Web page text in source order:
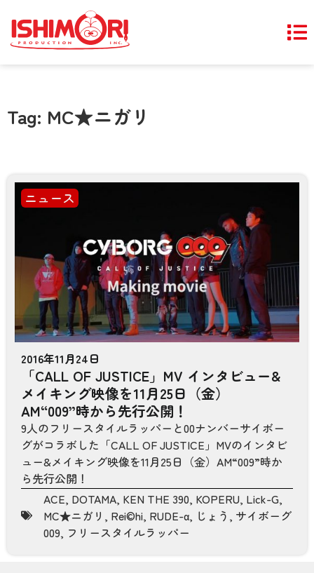
Tag: MC★ニガリ
ニュース
2016年11月24日
「CALL OF JUSTICE」MV インタビュー&
メイキング映像を11月25日（金）
AM“009”時から先行公開！
9人のフリースタイルラッパーと00ナンバーサイボー
グがコラボした「CALL OF JUSTICE」MVのインタビ
ュー&メイキング映像を11月25日（金）AM“009”時か
ら先行公開！
ACE, DOTAMA, KEN THE 390, KOPERU, Lick-G,
MC★ニガリ , Rei©hi, RUDE-α, じょう , サイボーグ
009, フリースタイルラッパー